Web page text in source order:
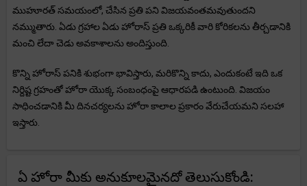
ముహూరత్ సమయంలో, చేసిన ప్రతి పని విజయవంతమవుతుందని
నమ్ముతారు. ఏడు గ్రహాల ఏడు హోరాస్ ప్రతి ఒక్కరికీ వారి కోరికలను తీర్చడానికి
మంచి లేదా చెడు అవకాశాలను అందిస్తుంది.
కొన్ని హోరాస్ పనికి శుభంగా భావిస్తారు, మరికొన్ని కాదు, ఎందుకంటే ఇది ఒక
నిర్దిష్ట గ్రహంతో హోరా యొక్క సంబంధంపై ఆధారపడి ఉంటుంది. విజయం
సాధించడానికి మీ దినచర్యలను హోరా కాలాల ప్రకారం వేరుచేయమని సలహా
ఇస్తారు.
ఏ హోరా మీకు అనుకూలమైనదో తెలుసుకోండి: